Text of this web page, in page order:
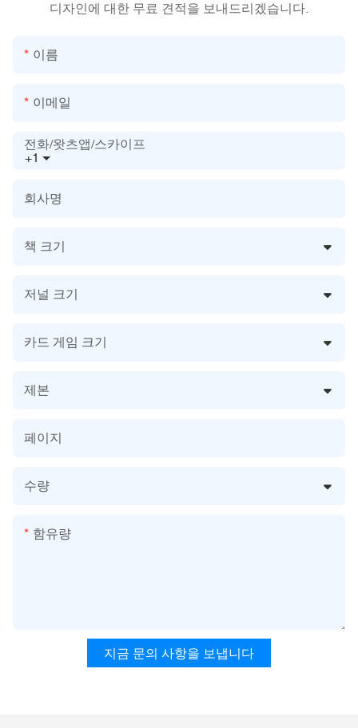
디자인에 대한 무료 견적을 보내드리겠습니다.
이름
이메일
+1
전화/왓츠앱/스카이프
회사명
책 크기
저널 크기
카드 게임 크기
제본
페이지
수량
함유량
지금 문의 사항을 보냅니다